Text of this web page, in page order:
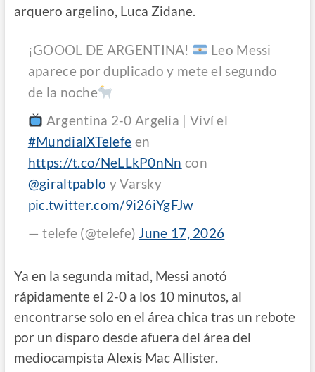
arquero argelino, Luca Zidane.
¡GOOOL DE ARGENTINA!
Leo Messi
aparece por duplicado y mete el segundo
de la noche
Argentina 2-0 Argelia | Viví el
#MundialXTelefe en
https://t.co/NeLLkP0nNn con
@giraltpablo y Varsky
pic.twitter.com/9i26iYgFJw
— telefe (@telefe) June 17, 2026
Ya en la segunda mitad, Messi anotó
rápidamente el 2-0 a los 10 minutos, al
encontrarse solo en el área chica tras un rebote
por un disparo desde afuera del área del
mediocampista Alexis Mac Allister.